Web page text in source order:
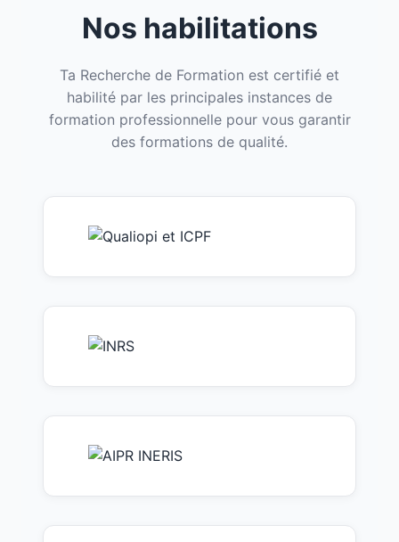
Nos habilitations
Ta Recherche de Formation est certifié et
habilité par les principales instances de
formation professionnelle pour vous garantir
des formations de qualité.